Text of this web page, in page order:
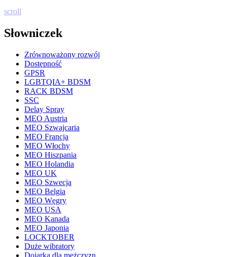
scroll
Słowniczek
Zrównoważony rozwój
Dostępność
GPSR
LGBTQIA+ BDSM
RACK BDSM
SSC
Delay Spray
MEO Austria
MEO Szwajcaria
MEO Francja
MEO Włochy
MEO Hiszpania
MEO Holandia
MEO UK
MEO Szwecja
MEO Belgia
MEO Węgry
MEO USA
MEO Kanada
MEO Japonia
LOCKTOBER
Duże wibratory
Dojarka dla mężczyzn